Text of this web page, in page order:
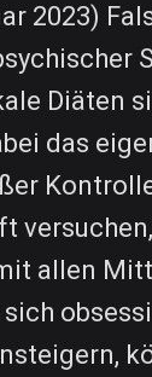
2023)
Diäten
das
allen